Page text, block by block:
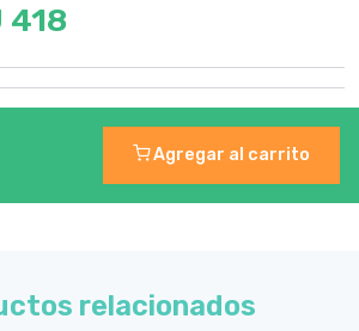
418
Agregar al carrito
relacionados